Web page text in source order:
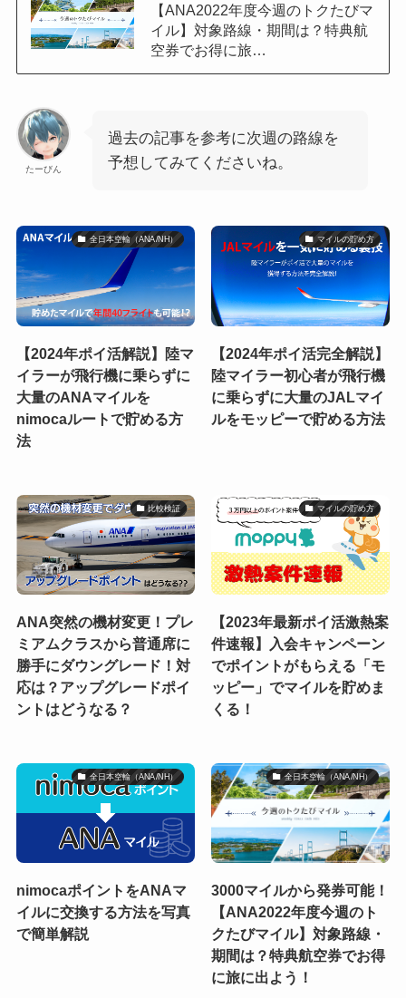
【ANA2022年度今週のトクたびマ
イル】対象路線・期間は？特典航
空券でお得に旅…
たーびん
過去の記事を参考に次週の路線を
予想してみてくださいね。
全日本空輸（ANA/NH）
【2024年ポイ活解説】陸マ
イラーが飛行機に乗らずに
大量のANAマイルを
nimocaルートで貯める方
法
マイルの貯め方
【2024年ポイ活完全解説】
陸マイラー初心者が飛行機
に乗らずに大量のJALマイ
ルをモッピーで貯める方法
比較検証
ANA突然の機材変更！プレ
ミアムクラスから普通席に
勝手にダウングレード！対
応は？アップグレードポイ
ントはどうなる？
マイルの貯め方
【2023年最新ポイ活激熱案
件速報】入会キャンペーン
でポイントがもらえる「モ
ッピー」でマイルを貯めま
くる！
全日本空輸（ANA/NH）
nimocaポイントをANAマ
イルに交換する方法を写真
で簡単解説
全日本空輸（ANA/NH）
3000マイルから発券可能！
【ANA2022年度今週のト
クたびマイル】対象路線・
期間は？特典航空券でお得
に旅に出よう！